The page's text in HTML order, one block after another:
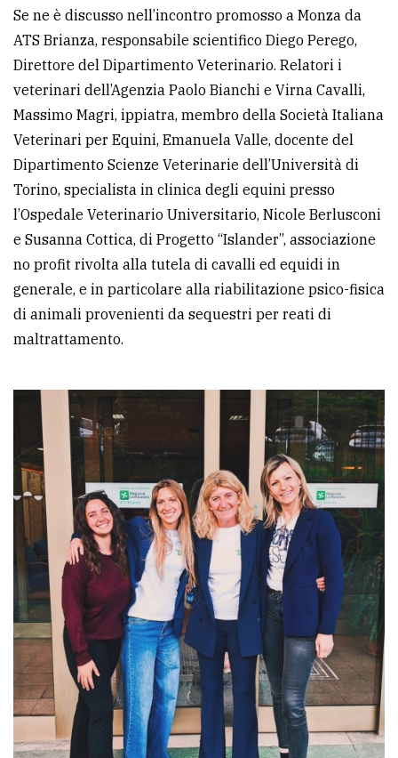
Ricerca
avanzata
ALTRE
TESTATE
PRIVACY
Privacy
policy
policy
Se ne è discusso nell’incontro promosso a Monza da
ATS Brianza, responsabile scientifico Diego Perego,
Direttore del Dipartimento Veterinario. Relatori i
veterinari dell’Agenzia Paolo Bianchi e Virna Cavalli,
Massimo Magri, ippiatra, membro della Società Italiana
Veterinari per Equini, Emanuela Valle, docente del
Dipartimento Scienze Veterinarie dell’Università di
Torino, specialista in clinica degli equini presso
l’Ospedale Veterinario Universitario, Nicole Berlusconi
e Susanna Cottica, di Progetto “Islander”, associazione
no profit rivolta alla tutela di cavalli ed equidi in
generale, e in particolare alla riabilitazione psico-fisica
di animali provenienti da sequestri per reati di
maltrattamento.